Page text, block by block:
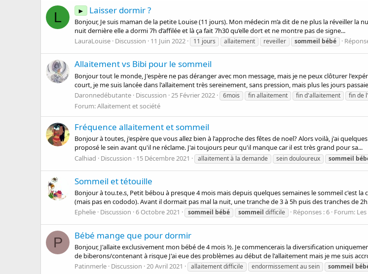
L ► Laisser dormir ?
Bonjour, Je suis maman de la petite Louise (11 jours). Mon médecin m’a dit de ne plus la réveiller
nuit dernière elle a dormi 7h d’affilée et là ça fait 7h30 qu’elle dort et ne montre pas de signe...
LauraLouise Discussion 11 Juin 2022 11 jours allaitement reveiller sommeil bébé
Allaitement vs Bibi pour le sommeil
Bonjour tout le monde, J'espère ne pas déranger avec mon message, mais je ne peux clôturer
court, je me suis lancée dans l'allaitement très sereinement, sans pression, mais plus les jours
Daronnedébutante Discussion 25 Février 2022 6mois fin allaitement fin d'allaitement fin de
Forum:Allaitement et société
Fréquence allaitement et sommeil
Bonjour à toutes, j'espère que vous allez bien à l'approche des fêtes de noel? Alors voilà, j'ai
proposé le sein avant qu'il ne réclame. J'ai toujours peur qu'il manque car il est très grand pour sa...
Calhiad
Discussion 15 Décembre 2021 allaitement à la demande sein douloureux sommeil
Sommeil et tétouille
Bonjour à tou.te.s, Petit bébou à presque 4 mois mais depuis quelques semaines le sommeil c'est
(mais pas en cododo). Avant il dormait pas mal la nuit, une tranche de 3 à 5h puis des tranches de
Ephelie Discussion 6 Octobre 2021 sommeil bébé sommeil difficile Réponses : 6 Forum:
P Bébé mange que pour dormir
Bonjour, J'allaite exclusivement mon bébé de 4 mois ½. Je commencerais la diversification
de biberons/contenant à risque J'ai eue des problèmes au début de l'allaitement mais je me suis
Patinmerle Discussion 20 Avril 2021 allaitement difficile endormissement au sein sommeil